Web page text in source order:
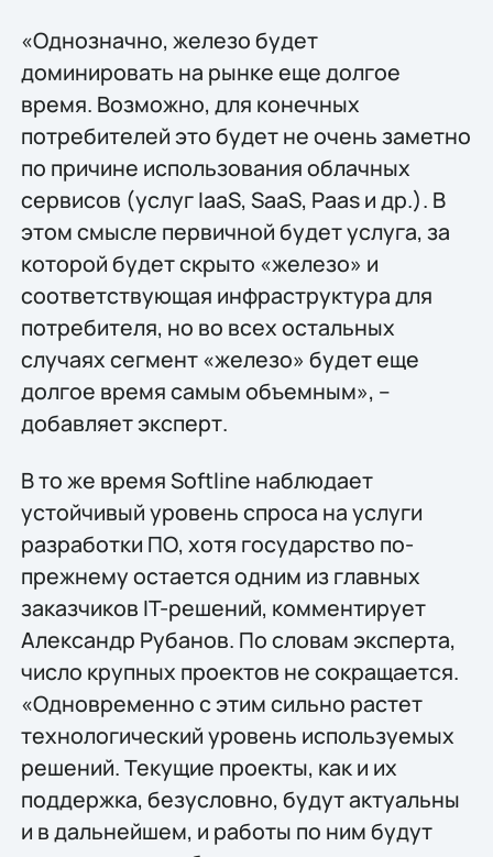
«Однозначно, железо будет
доминировать на рынке еще долгое
время. Возможно, для конечных
потребителей это будет не очень заметно
по причине использования облачных
сервисов (услуг IaaS, SaaS, Paas и др.). В
этом смысле первичной будет услуга, за
которой будет скрыто «железо» и
соответствующая инфраструктура для
потребителя, но во всех остальных
случаях сегмент «железо» будет еще
долгое время самым объемным», –
добавляет эксперт.
В то же время Softline наблюдает
устойчивый уровень спроса на услуги
разработки ПО, хотя государство по-
прежнему остается одним из главных
заказчиков IT-решений, комментирует
Александр Рубанов. По словам эксперта,
число крупных проектов не сокращается.
«Одновременно с этим сильно растет
технологический уровень используемых
решений. Текущие проекты, как и их
поддержка, безусловно, будут актуальны
и в дальнейшем, и работы по ним будут